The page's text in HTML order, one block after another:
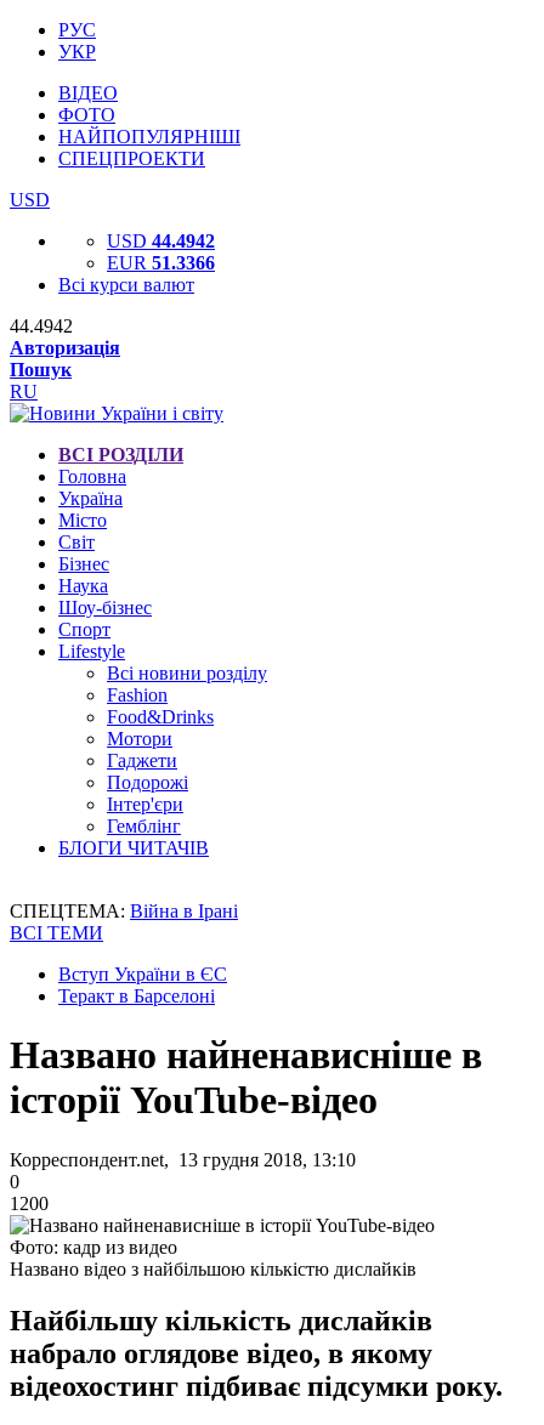
РУС
УКР
ВІДЕО
ФОТО
НАЙПОПУЛЯРНІШІ
СПЕЦПРОЕКТИ
USD
USD 44.4942
EUR 51.3366
Всі курси валют
44.4942
Авторизація
Пошук
RU
ВСІ РОЗДІЛИ
Головна
Україна
Місто
Світ
Бізнес
Наука
Шоу-бізнес
Спорт
Lifestyle
Всі новини розділу
Fashion
Food&Drinks
Мотори
Гаджети
Подорожі
Інтер'єри
Гемблінг
БЛОГИ ЧИТАЧІВ
СПЕЦТЕМА: Війна в Ірані
ВСІ ТЕМИ
Вступ України в ЄС
Теракт в Барселоні
Названо найненависніше в
історії YouTube-відео
Корреспондент.net, 13 грудня 2018, 13:10
0
1200
Фото: кадр из видео
Названо відео з найбільшою кількістю дислайків
Найбільшу кількість дислайків
набрало оглядове відео, в якому
відеохостинг підбиває підсумки року.